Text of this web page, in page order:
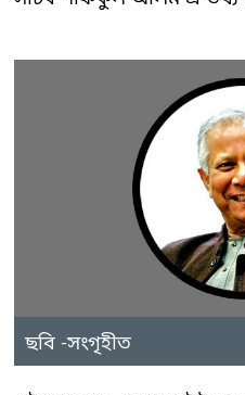
ছবি -সংগৃহীত